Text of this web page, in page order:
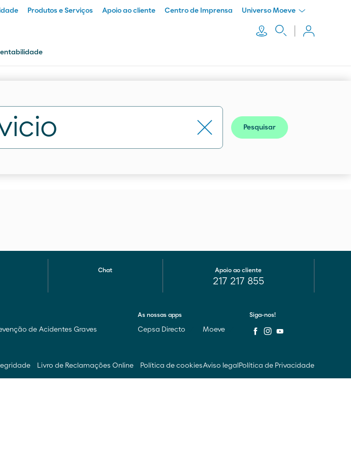
Produtos e Serviços Apoio ao cliente Centro de Imprensa Universo Moeve
Pesquisar
Chat Apoio ao cliente
217 217 855
de Acidentes Graves
As nossas apps
Cepsa Directo Moeve
Siga-nos!
Livro de Reclamações Online Política de cookiesAviso legal Política de Privacidade